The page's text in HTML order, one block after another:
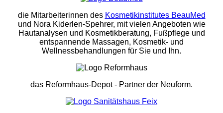
die Mitarbeiterinnen des Kosmetikinstitutes BeauMed
und Nora Kiderlen-Spehrer, mit vielen Angeboten wie
Hautanalysen und Kosmetikberatung, Fußpflege und
entspannende Massagen, Kosmetik- und
Wellnessbehandlungen für Sie und Ihn.
das Reformhaus-Depot- Partner der Neuform.